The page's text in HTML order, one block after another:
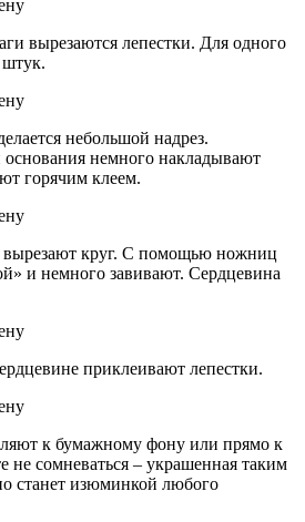
вырезаются лепестки. Для одного
штук.
небольшой надрез.
немного накладывают
горячим клеем.
вырезают круг. С помощью ножниц
и немного завивают. Сердцевина
приклеивают лепестки.
к бумажному фону или прямо к
не сомневаться – украшенная таким
станет изюминкой любого